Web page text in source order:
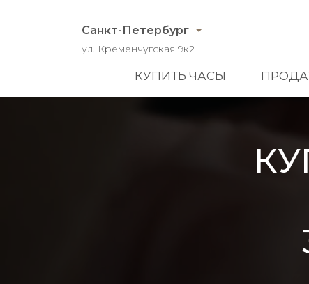
Санкт-Петербург
ул. Кременчугская 9к2
КУПИТЬ ЧАСЫ